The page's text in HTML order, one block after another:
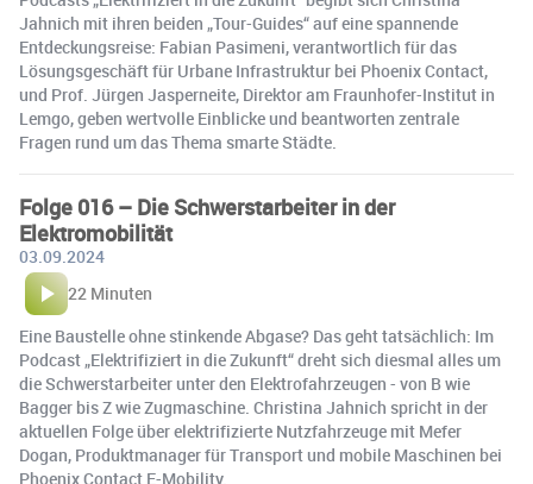
Jahnich mit ihren beiden „Tour-Guides“ auf eine spannende
Entdeckungsreise: Fabian Pasimeni, verantwortlich für das
Lösungsgeschäft für Urbane Infrastruktur bei Phoenix Contact,
und Prof. Jürgen Jasperneite, Direktor am Fraunhofer-Institut in
Lemgo, geben wertvolle Einblicke und beantworten zentrale
Fragen rund um das Thema smarte Städte.
Folge 016 – Die Schwerstarbeiter in der
Elektromobilität
03.09.2024
22 Minuten
Eine Baustelle ohne stinkende Abgase? Das geht tatsächlich: Im
Podcast „Elektrifiziert in die Zukunft“ dreht sich diesmal alles um
die Schwerstarbeiter unter den Elektrofahrzeugen - von B wie
Bagger bis Z wie Zugmaschine. Christina Jahnich spricht in der
aktuellen Folge über elektrifizierte Nutzfahrzeuge mit Mefer
Dogan, Produktmanager für Transport und mobile Maschinen bei
Phoenix Contact E-Mobility.